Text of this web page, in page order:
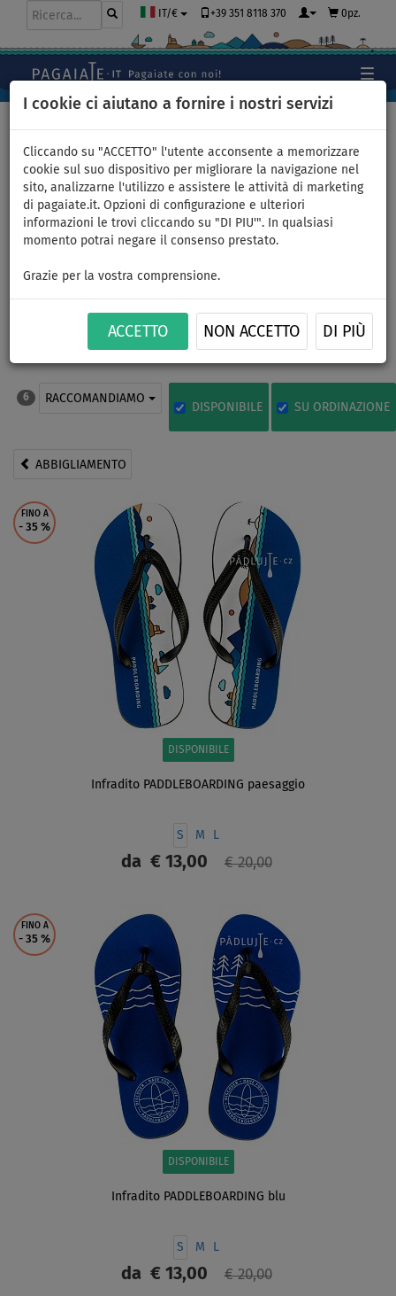
I cookie ci aiutano a fornire i nostri servizi
Cliccando su "ACCETTO" l'utente acconsente a memorizzare
cookie sul suo dispositivo per migliorare la navigazione nel
sito, analizzarne l'utilizzo e assistere le attività di marketing
di pagaiate.it. Opzioni di configurazione e ulteriori
informazioni le trovi cliccando su "DI PIU'". In qualsiasi
momento potrai negare il consenso prestato.
Grazie per la vostra comprensione.
ACCETTO NON ACCETTO DI PIÙ
IT/€ +39 351 8118 370 0pz.
Scarpe da acqua
6 RACCOMANDIAMO
DISPONIBILE SU ORDINAZIONE
ABBIGLIAMENTO
FINO A
- 35 %
DISPONIBILE
Infradito PADDLEBOARDING paesaggio
S M L
da€ 13,00 € 20,00
FINO A
- 35 %
DISPONIBILE
Infradito PADDLEBOARDING blu
S M L
da€ 13,00 € 20,00